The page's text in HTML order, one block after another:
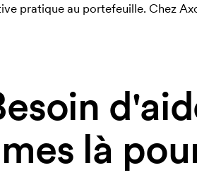
pratique au portefeuille. Chez
là